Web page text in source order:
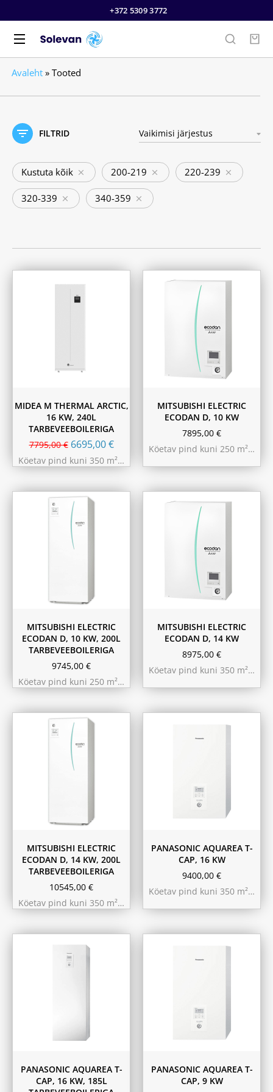
+372 5309 3772
Avaleht » Tooted
FILTRID
Kustuta kõik 200-219 220-239
320-339 340-359
MIDEA M THERMAL ARCTIC,
16 KW, 240L
TARBEVEEBOILERIGA
7795,00€ 6695,00€
Köetav pind kuni 350 m²…
MITSUBISHI ELECTRIC
ECODAN D, 10 KW
7895,00 €
Köetav pind kuni 250 m²…
MITSUBISHI ELECTRIC
ECODAN D, 10 KW, 200L
TARBEVEEBOILERIGA
9745,00 €
Köetav pind kuni 250 m²…
MITSUBISHI ELECTRIC
ECODAN D, 14 KW
8975,00 €
Köetav pind kuni 350 m²…
MITSUBISHI ELECTRIC
ECODAN D, 14 KW, 200L
TARBEVEEBOILERIGA
10545,00 €
Köetav pind kuni 350 m²…
PANASONIC AQUAREA T-
CAP, 16 KW
9400,00 €
Köetav pind kuni 350 m²…
PANASONIC AQUAREA T-
CAP, 16 KW, 185L
PANASONIC AQUAREA T-
CAP, 9 KW